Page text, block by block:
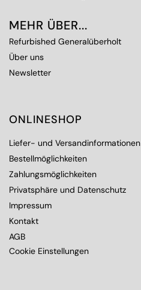
MEHR ÜBER...
Refurbished Generalüberholt
Über uns
Newsletter
ONLINESHOP
Liefer- und Versandinformationen
Bestellmöglichkeiten
Zahlungsmöglichkeiten
Privatsphäre und Datenschutz
Impressum
Kontakt
AGB
Cookie Einstellungen